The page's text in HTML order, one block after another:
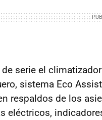
serie el
sistema Eco
respaldos de los
eléctricos,